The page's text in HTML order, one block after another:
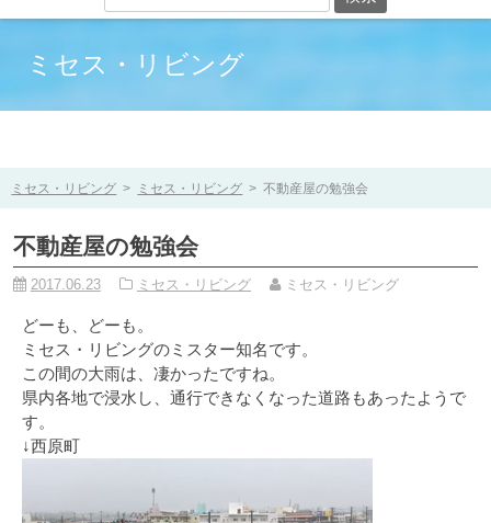
ミセス・リビング
ミセス・リビング > ミセス・リビング > 不動産屋の勉強会
不動産屋の勉強会
2017.06.23 ミセス・リビング ミセス・リビング
どーも、どーも。
ミセス・リビングのミスター知名です。
この間の大雨は、凄かったですね。
県内各地で浸水し、通行できなくなった道路もあったようで
す。
↓西原町